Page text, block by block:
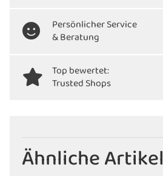
Persönlicher Service
& Beratung
Top bewertet:
Trusted Shops
Ähnliche Artikel